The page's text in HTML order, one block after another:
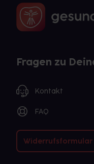
Fragen zu
Kontakt
FAQ
Widerrufsformular